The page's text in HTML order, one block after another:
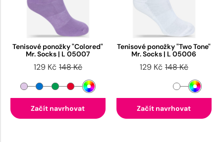
Tenisové ponožky "Colored"
Mr. Socks | L 05007
129 Kč 148 Kč
Začít navrhovat
Tenisové ponožky "Two Tone"
Mr. Socks | L 05006
129 Kč 148 Kč
Začít navrhovat